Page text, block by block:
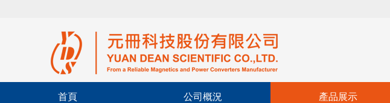
首頁 公司概況 產品展示